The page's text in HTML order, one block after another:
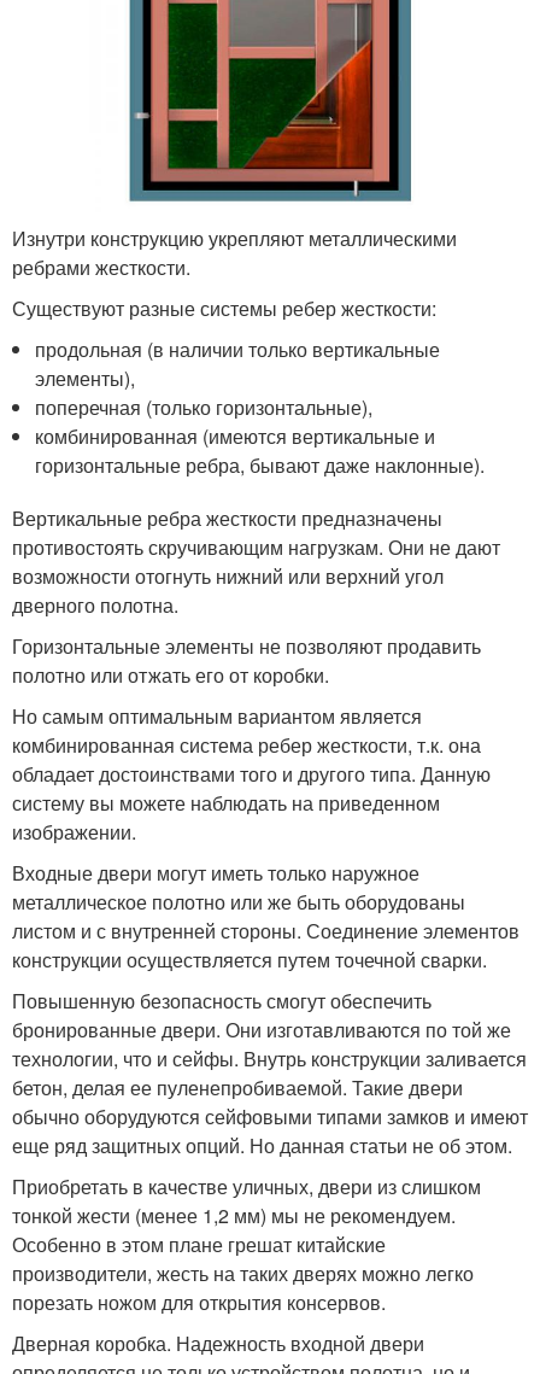
Изнутри конструкцию укрепляют металлическими
ребрами жесткости.
Существуют разные системы ребер жесткости:
продольная (в наличии только вертикальные
элементы),
поперечная (только горизонтальные),
комбинированная (имеются вертикальные и
горизонтальные ребра, бывают даже наклонные).
Вертикальные ребра жесткости предназначены
противостоять скручивающим нагрузкам. Они не дают
возможности отогнуть нижний или верхний угол
дверного полотна.
Горизонтальные элементы не позволяют продавить
полотно или отжать его от коробки.
Но самым оптимальным вариантом является
комбинированная система ребер жесткости, т.к. она
обладает достоинствами того и другого типа. Данную
систему вы можете наблюдать на приведенном
изображении.
Входные двери могут иметь только наружное
металлическое полотно или же быть оборудованы
листом и с внутренней стороны. Соединение элементов
конструкции осуществляется путем точечной сварки.
Повышенную безопасность смогут обеспечить
бронированные двери. Они изготавливаются по той же
технологии, что и сейфы. Внутрь конструкции заливается
бетон, делая ее пуленепробиваемой. Такие двери
обычно оборудуются сейфовыми типами замков и имеют
еще ряд защитных опций. Но данная статьи не об этом.
Приобретать в качестве уличных, двери из слишком
тонкой жести (менее 1,2 мм) мы не рекомендуем.
Особенно в этом плане грешат китайские
производители, жесть на таких дверях можно легко
порезать ножом для открытия консервов.
Дверная коробка. Надежность входной двери